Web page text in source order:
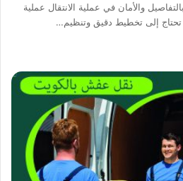
والأمان في عملية الانتقال عملية
إلى تخطيط دقيق وتنظيم…